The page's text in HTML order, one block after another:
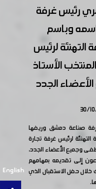
English
رئيس غرفة
وباسم
لرئيس
الأستاذ
الجدد
صناعة دمشق وريفها
لرئيس غرفة تجارة
وجميع الأعضاء الجدد،
إلى تقديمه بمهامهم
الدورة 2024-2028 وذلك خلال حفل الاستقبال الذي